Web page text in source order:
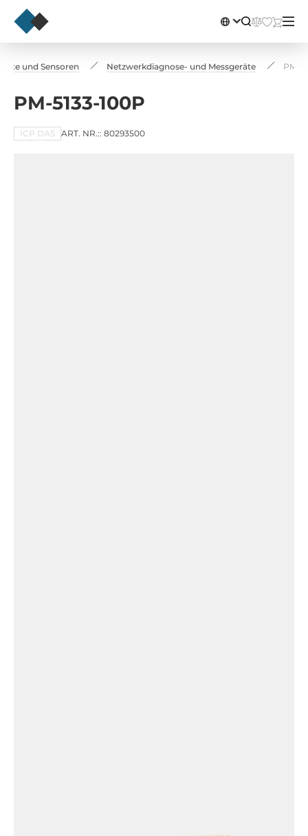
und Sensoren Netzwerkdiagnose- und Messgeräte PM-
PM-5133-100P
ICP DAS ART. NR.:: 80293500